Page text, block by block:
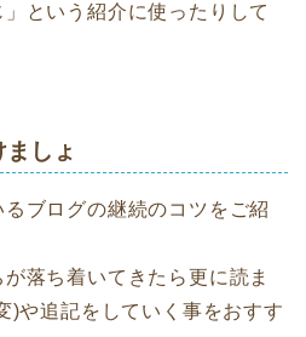
という紹介に使ったりして
しょ
ブログの継続のコツをご紹
落ち着いてきたら更に読ま
)や追記をしていく事をおすす